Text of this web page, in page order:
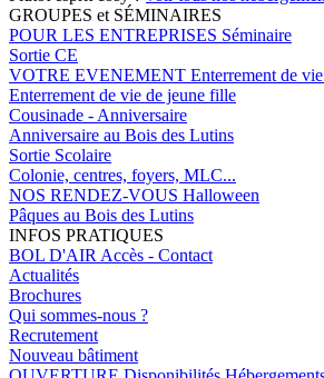
GROUPES et SÉMINAIRES
POUR LES ENTREPRISES Séminaire
Sortie CE
VOTRE EVENEMENT Enterrement de
Enterrement de vie de jeune fille
Cousinade - Anniversaire
Anniversaire au Bois des Lutins
Sortie Scolaire
Colonie, centres, foyers, MLC...
NOS RENDEZ-VOUS Halloween
Pâques au Bois des Lutins
INFOS PRATIQUES
BOL D'AIR Accès - Contact
Actualités
Brochures
Qui sommes-nous ?
Recrutement
Nouveau bâtiment